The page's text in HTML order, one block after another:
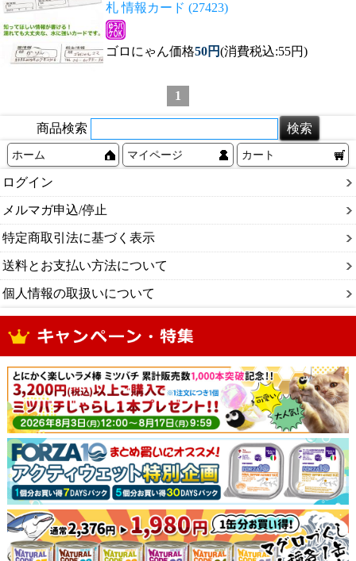
札 情報カード (27423)
ゴロにゃん価格50円(消費税込:55円)
1
商品検索
ホーム マイページ カート
ログイン
メルマガ申込/停止
特定商取引法に基づく表示
送料とお支払い方法について
個人情報の取扱いについて